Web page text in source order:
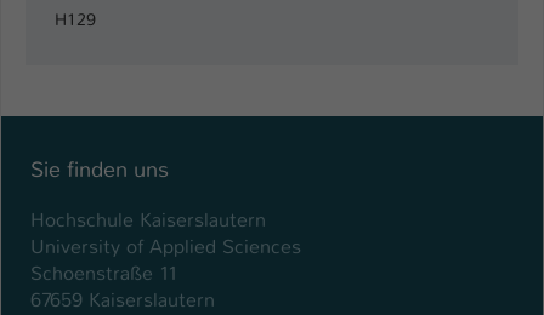
H129
Sie finden uns
Hochschule Kaiserslautern
University of Applied Sciences
Schoenstraße 11
67659 Kaiserslautern
Name
Laufzeit 1 Tag
Zweck
angemeldet ist und Rechte besitzt diese
zu verwalten.